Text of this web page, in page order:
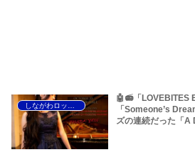
しながわロックラジオ
🤖📻「LOVEBITES
「Someone’s
ズの連続だった「A